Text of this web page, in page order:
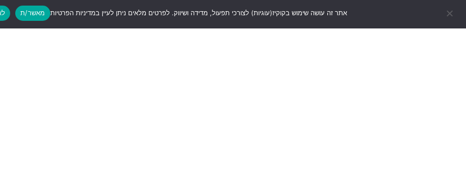
אתר זה עושה שימוש בקוקיז(עוגיות) לצורכי תפעול, מדידה ושיווק. לפרטים מלאים ניתן לעיין במדיניות הפרטיות מאשר/ת